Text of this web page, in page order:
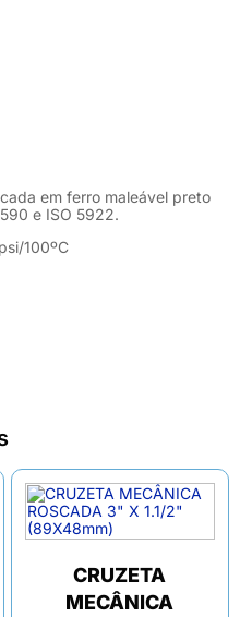
em ferro maleável preto
e ISO 5922.
100ºC
CRUZETA
MECÂNICA